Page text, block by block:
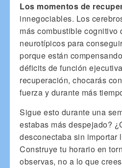
Los momentos de
innegociables. Los
más combustible cognitivo
neurotípicos para
porque están
déficits de función
recuperación, chocarás
fuerza y durante más
Sigue esto durante una
estabas más despejado?
desconectaba sin importar
Construye tu horario en
observas, no a lo que